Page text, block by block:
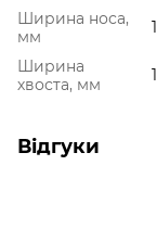
Ширина носа,
мм
Ширина
хвоста, мм
Відгуки